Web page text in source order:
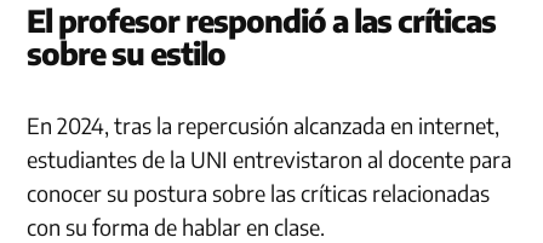
El profesor respondió a las críticas
sobre su estilo
En 2024, tras la repercusión alcanzada en internet,
estudiantes de la UNI entrevistaron al docente para
conocer su postura sobre las críticas relacionadas
con su forma de hablar en clase.